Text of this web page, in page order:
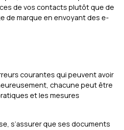
de vos contacts plutôt que de
de marque en envoyant des e-
courantes qui peuvent avoir
chacune peut être
et les mesures
s’assurer que ses documents